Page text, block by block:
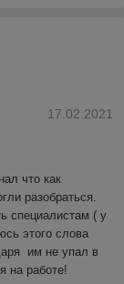
17.02.2021
что как
разобраться.
специалистам ( у
этого слова
им не упал в
на работе!